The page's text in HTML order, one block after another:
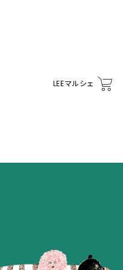
LEEマルシェ